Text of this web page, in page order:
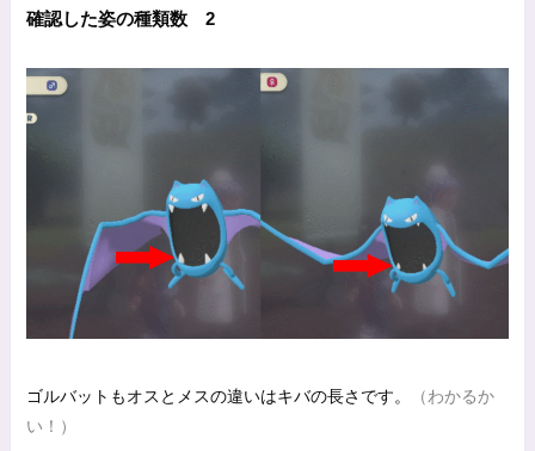
確認した姿の種類数 2
ゴルバットもオスとメスの違いはキバの長さです。
（わかるか
い！）